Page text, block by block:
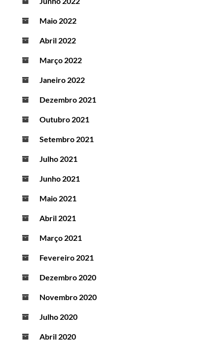
Maio 2022
Abril 2022
Março 2022
Janeiro 2022
Dezembro 2021
Outubro 2021
Setembro 2021
Julho 2021
Junho 2021
Maio 2021
Abril 2021
Março 2021
Fevereiro 2021
Dezembro 2020
Novembro 2020
Julho 2020
Abril 2020